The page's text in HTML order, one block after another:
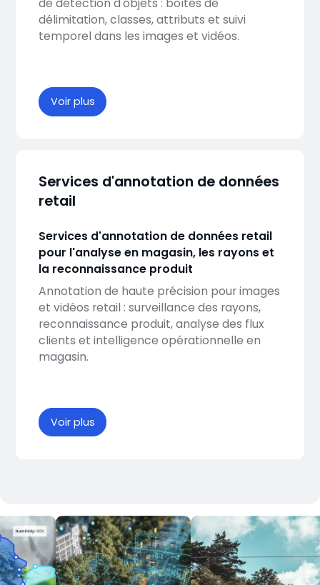
de détection d'objets : boîtes de
délimitation, classes, attributs et suivi
temporel dans les images et vidéos.
Voir plus
Services d'annotation de données
retail
Services d'annotation de données retail
pour l'analyse en magasin, les rayons et
la reconnaissance produit
Annotation de haute précision pour images
et vidéos retail : surveillance des rayons,
reconnaissance produit, analyse des flux
clients et intelligence opérationnelle en
magasin.
Voir plus